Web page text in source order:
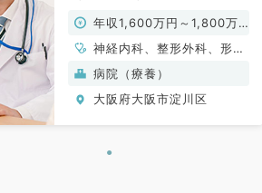
年収1,600万円～1,800万
円
神経内科、整形外科、形成
外科、脳神経外科、呼吸器
外科、心臓血管外科、泌尿
器科、一般内科、循環器内
臓内科、老年内科、血液内
病院（療養）
大阪府大阪市淀川区